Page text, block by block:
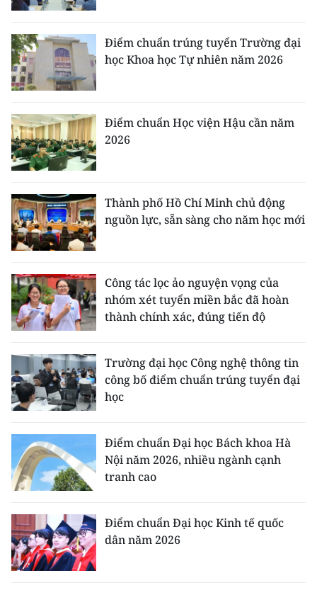
Điểm chuẩn trúng tuyển Trường đại
học Khoa học Tự nhiên năm 2026
Điểm chuẩn Học viện Hậu cần năm
2026
Thành phố Hồ Chí Minh chủ động
nguồn lực, sẵn sàng cho năm học mới
Công tác lọc ảo nguyện vọng của
nhóm xét tuyển miền bắc đã hoàn
thành chính xác, đúng tiến độ
Trường đại học Công nghệ thông tin
công bố điểm chuẩn trúng tuyển đại
học
Điểm chuẩn Đại học Bách khoa Hà
Nội năm 2026, nhiều ngành cạnh
tranh cao
Điểm chuẩn Đại học Kinh tế quốc
dân năm 2026